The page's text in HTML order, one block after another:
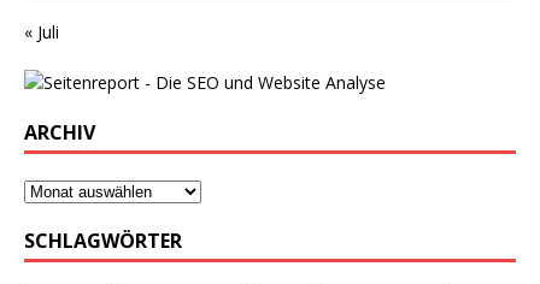
« Juli
ARCHIV
SCHLAGWÖRTER